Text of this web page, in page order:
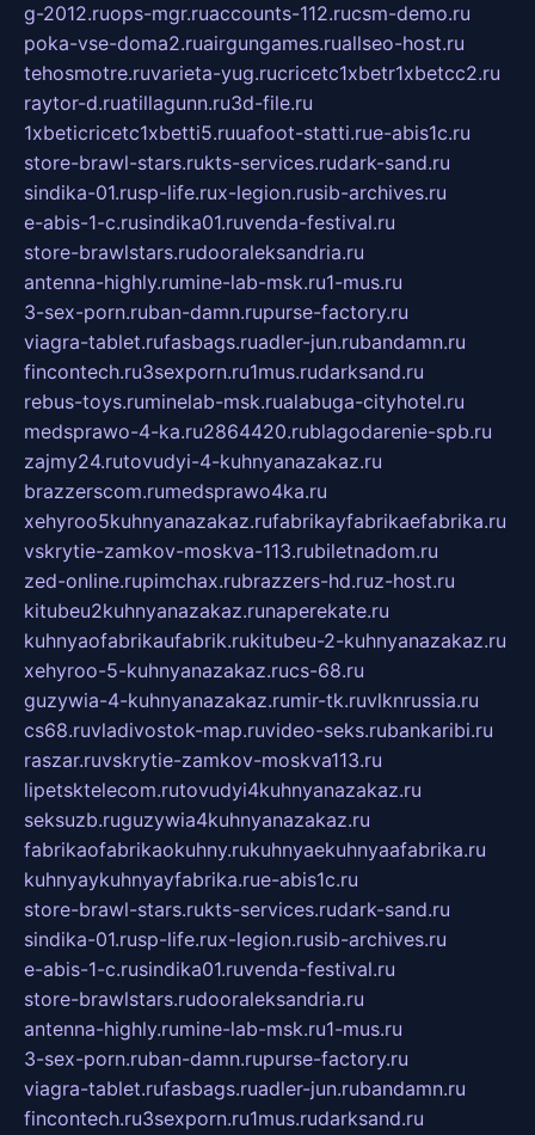
g-2012.ruops-mgr.ruaccounts-112.rucsm-demo.ru
poka-vse-doma2.ruairgungames.ruallseo-host.ru
tehosmotre.ruvarieta-yug.rucricetc1xbetr1xbetcc2.ru
raytor-d.ruatillagunn.ru3d-file.ru
1xbeticricetc1xbetti5.ruuafoot-statti.rue-abis1c.ru
store-brawl-stars.rukts-services.rudark-sand.ru
sindika-01.rusp-life.rux-legion.rusib-archives.ru
e-abis-1-c.rusindika01.ruvenda-festival.ru
store-brawlstars.rudooraleksandria.ru
antenna-highly.rumine-lab-msk.ru1-mus.ru
3-sex-porn.ruban-damn.rupurse-factory.ru
viagra-tablet.rufasbags.ruadler-jun.rubandamn.ru
fincontech.ru3sexporn.ru1mus.rudarksand.ru
rebus-toys.ruminelab-msk.rualabuga-cityhotel.ru
medsprawo-4-ka.ru2864420.rublagodarenie-spb.ru
zajmy24.rutovudyi-4-kuhnyanazakaz.ru
brazzerscom.rumedsprawo4ka.ru
xehyroo5kuhnyanazakaz.rufabrikayfabrikaefabrika.ru
vskrytie-zamkov-moskva-113.rubiletnadom.ru
zed-online.rupimchax.rubrazzers-hd.ruz-host.ru
kitubeu2kuhnyanazakaz.runaperekate.ru
kuhnyaofabrikaufabrik.rukitubeu-2-kuhnyanazakaz.ru
xehyroo-5-kuhnyanazakaz.rucs-68.ru
guzywia-4-kuhnyanazakaz.rumir-tk.ruvlknrussia.ru
cs68.ruvladivostok-map.ruvideo-seks.rubankaribi.ru
raszar.ruvskrytie-zamkov-moskva113.ru
lipetsktelecom.rutovudyi4kuhnyanazakaz.ru
seksuzb.ruguzywia4kuhnyanazakaz.ru
fabrikaofabrikaokuhny.rukuhnyaekuhnyaafabrika.ru
kuhnyaykuhnyayfabrika.rue-abis1c.ru
store-brawl-stars.rukts-services.rudark-sand.ru
sindika-01.rusp-life.rux-legion.rusib-archives.ru
e-abis-1-c.rusindika01.ruvenda-festival.ru
store-brawlstars.rudooraleksandria.ru
antenna-highly.rumine-lab-msk.ru1-mus.ru
3-sex-porn.ruban-damn.rupurse-factory.ru
viagra-tablet.rufasbags.ruadler-jun.rubandamn.ru
fincontech.ru3sexporn.ru1mus.rudarksand.ru